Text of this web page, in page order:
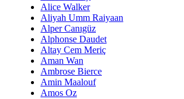
Alice Walker
Aliyah Umm Raiyaan
Alper Canıgüz
Alphonse Daudet
Altay Cem Meriç
Aman Wan
Ambrose Bierce
Amin Maalouf
Amos Oz